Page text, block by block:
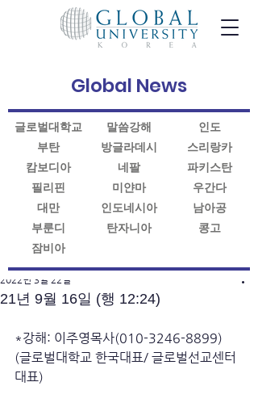
21년 9월 16일 (행 12:24)
2022년 3월 22일
*강해: 이주영목사(010-3246-8899)
(글로벌대학교 한국대표/ 글로벌선교센터
대표)
Global News
글로벌대학교 말씀강해
인도
부탄
방글라데시
스리랑카
캄보디아
네팔
파키스탄
필리핀
미얀마
우간다
대만
인도네시아
남아공
부룬디
탄자니아
콩고
잠비아